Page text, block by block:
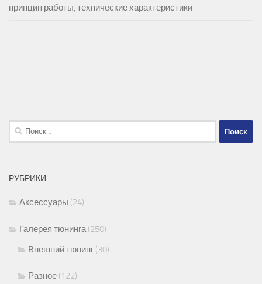
принцип работы, технические характеристики
Найти:
РУБРИКИ
Аксессуары (24)
Галерея тюнинга(250)
Внешний тюнинг (30)
Разное (122)